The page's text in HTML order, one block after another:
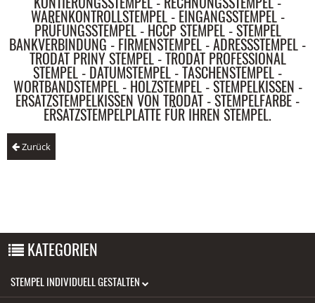
WARENKONTROLLSTEMPEL - EINGANGSSTEMPEL -
PRÜFUNGSSTEMPEL - HCCP STEMPEL - STEMPEL
BANKVERBINDUNG - FIRMENSTEMPEL - ADRESSSTEMPEL -
TRODAT PRINY STEMPEL - TRODAT PROFESSIONAL
STEMPEL - DATUMSTEMPEL - TASCHENSTEMPEL -
WORTBANDSTEMPEL - HOLZSTEMPEL - STEMPELKISSEN -
ERSATZSTEMPELKISSEN VON TRODAT - STEMPELFARBE -
ERSATZSTEMPELPLATTE FÜR IHREN STEMPEL.
Zurück
KATEGORIEN
STEMPEL INDIVIDUELL GESTALTEN